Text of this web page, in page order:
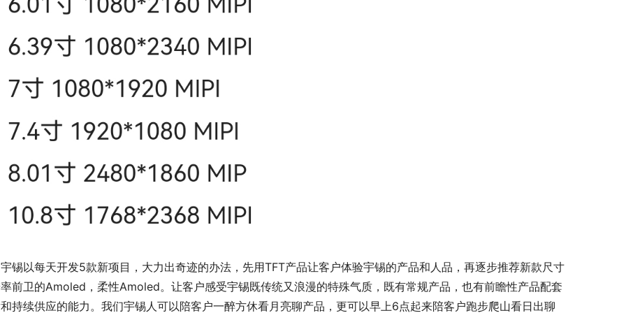
锡以每天开发5款新项目，大力出奇迹的办法，先用TFT产品让客户体验宇锡的产品和人品，再逐步推荐新款尺寸
前卫的Amoled，柔性Amoled。让客户感受宇锡既传统又浪漫的特殊气质，既有常规产品，也有前瞻性产品配套
持续供应的能力。我们宇锡人可以陪客户一醉方休看月亮聊产品，更可以早上6点起来陪客户跑步爬山看日出聊